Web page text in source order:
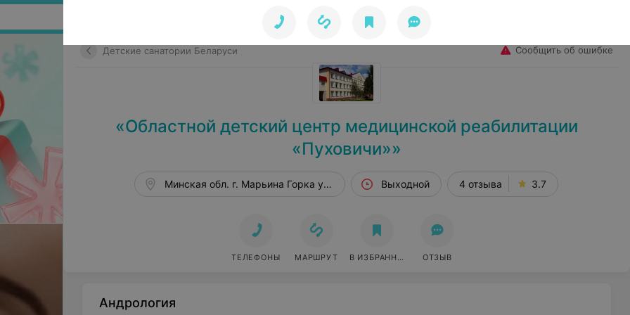
Детские санатории Беларуси Сообщить об ошибке
«Областной детский центр медицинской реабилитации
«Пуховичи»»
Минская обл. г. Марьина Горка ул. Карла Маркса, 9
Выходной 4 отзыва 3.7
ТЕЛЕФОНЫ МАРШРУТ В ИЗБРАННОЕ ОТЗЫВ
Андрология